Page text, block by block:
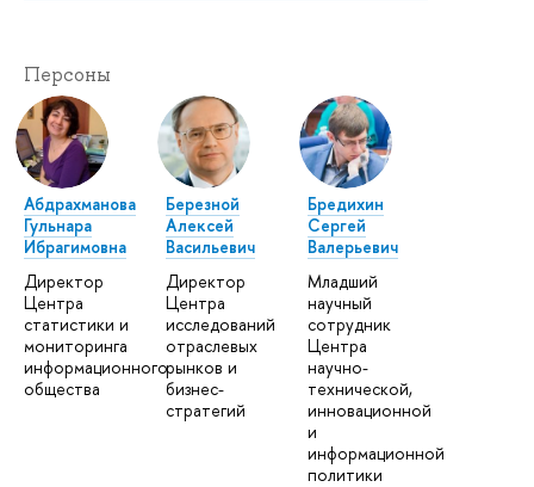
Персоны
Абдрахманова
Гульнара
Ибрагимовна
Директор
Центра
статистики и
мониторинга
информационного
общества
Березной
Алексей
Васильевич
Директор
Центра
исследований
отраслевых
рынков и
бизнес-
стратегий
Бредихин
Сергей
Валерьевич
Младший
научный
сотрудник
Центра
научно-
технической,
инновационной
и
информационной
политики